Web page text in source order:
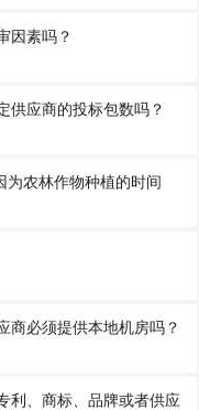
因素吗？
供应商的投标包数吗？
为农林作物种植的时间
商必须提供本地机房吗？
利、商标、品牌或者供应